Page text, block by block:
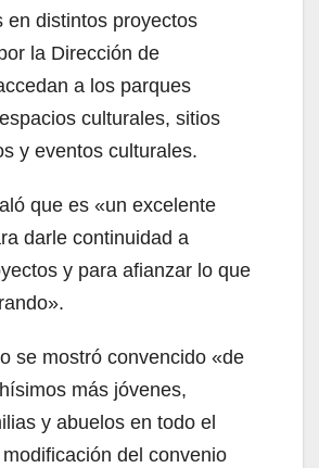
en distintos proyectos
la Dirección de
a los parques
culturales, sitios
y eventos culturales.
que es «un excelente
darle continuidad a
y para afianzar lo que
se mostró convencido «de
más jóvenes,
y abuelos en todo el
del convenio